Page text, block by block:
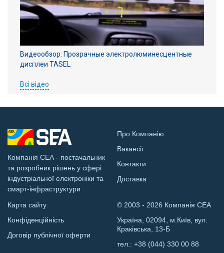
Видеообзор: Прозрачные электролюминесцентные
дисплеи TASEL
Всі відео
Компанія СЕА - постачальник
та розробник рішень у сфері
індустріальної електроніки та
смарт-інфраструктури
Про Компанію
Вакансії
Контакти
Доставка
Карта сайту
Конфіденційність
Договір публічної оферти
© 2003 - 2026 Компанія СЕА
Україна, 02094, м.Київ, вул.
Краківська, 13-Б
тел.: +38 (044) 330 00 88